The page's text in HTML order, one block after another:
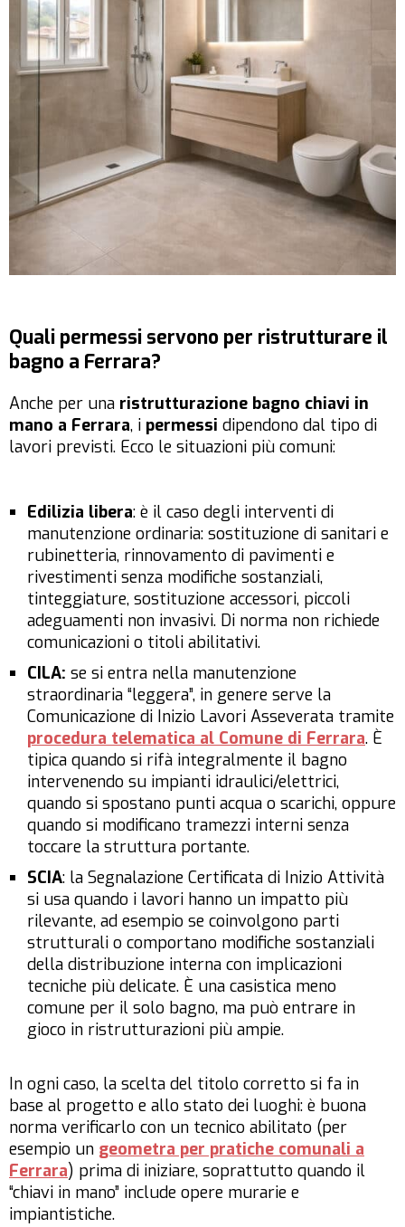
Quali permessi servono per ristrutturare il
bagno a Ferrara?
Anche per una ristrutturazione bagno chiavi in
mano a Ferrara, i permessi dipendono dal tipo di
lavori previsti. Ecco le situazioni più comuni:
Edilizia libera: è il caso degli interventi di
manutenzione ordinaria: sostituzione di sanitari e
rubinetteria, rinnovamento di pavimenti e
rivestimenti senza modifiche sostanziali,
tinteggiature, sostituzione accessori, piccoli
adeguamenti non invasivi. Di norma non richiede
comunicazioni o titoli abilitativi.
CILA: se si entra nella manutenzione
straordinaria “leggera”, in genere serve la
Comunicazione di Inizio Lavori Asseverata tramite
procedura telematica al Comune di Ferrara. È
tipica quando si rifà integralmente il bagno
intervenendo su impianti idraulici/elettrici,
quando si spostano punti acqua o scarichi, oppure
quando si modificano tramezzi interni senza
toccare la struttura portante.
SCIA: la Segnalazione Certificata di Inizio Attività
si usa quando i lavori hanno un impatto più
rilevante, ad esempio se coinvolgono parti
strutturali o comportano modifiche sostanziali
della distribuzione interna con implicazioni
tecniche più delicate. È una casistica meno
comune per il solo bagno, ma può entrare in
gioco in ristrutturazioni più ampie.
In ogni caso, la scelta del titolo corretto si fa in
base al progetto e allo stato dei luoghi: è buona
norma verificarlo con un tecnico abilitato (per
esempio un geometra per pratiche comunali a
Ferrara) prima di iniziare, soprattutto quando il
“chiavi in mano” include opere murarie e
impiantistiche.